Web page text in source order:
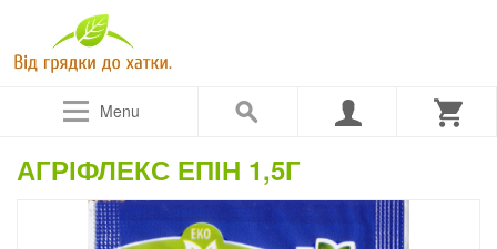
Menu
АГРІФЛЕКС ЕПІН 1,5Г